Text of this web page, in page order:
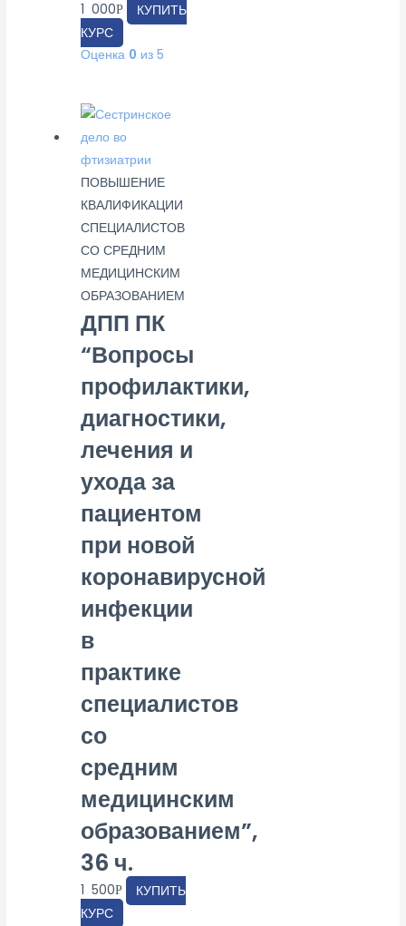
1 000Р
КУПИТЬ
КУРС
Оценка 0 из 5
ПОВЫШЕНИЕ
КВАЛИФИКАЦИИ
СПЕЦИАЛИСТОВ
СО СРЕДНИМ
МЕДИЦИНСКИМ
ОБРАЗОВАНИЕМ
ДПП ПК
“Вопросы
профилактики,
диагностики,
лечения и
ухода за
пациентом
при новой
коронавирусной
инфекции
в
практике
специалистов
со
средним
медицинским
образованием”,
36 ч.
1 500Р
КУПИТЬ
КУРС